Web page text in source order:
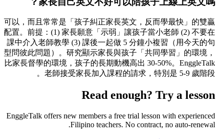
可以，而且常常是「孩子糾正家長英文，反而學最快」的雙贏
配置。前提：(1) 家長願意「示弱」讓孩子當小老師 (2) 不要在
課中介入老師教學 (3) 課後一起做 5 分鐘小複習（用今天的句
型問彼此問題）。研究顯示家長與孩子「共同學習」的環境，
比家長督學的環境，孩子的長期動機高出 30-50%。EnggleTalk
老師接受家長加入課程的請求，特別是 5-9 歲階段。
Read enough? Try a lesson
EnggleTalk offers new members a free trial lesson with experienced
Filipino teachers. No contract, no auto-renewal.